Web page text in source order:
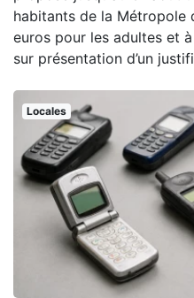
habitants de la Métropole
euros pour les adultes et
sur présentation d’un
Locales